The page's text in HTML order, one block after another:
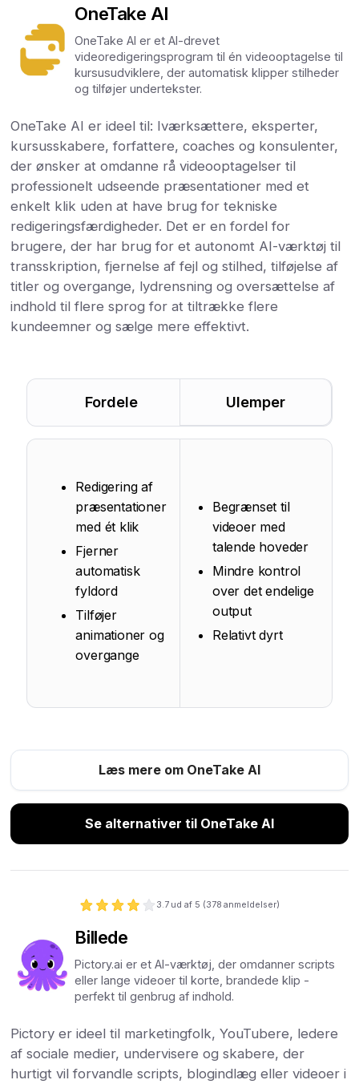
OneTake AI
OneTake AI er et AI-drevet
videoredigeringsprogram til én videooptagelse til
kursusudviklere, der automatisk klipper stilheder
og tilføjer undertekster.
OneTake AI er ideel til: Iværksættere, eksperter,
kursusskabere, forfattere, coaches og konsulenter,
der ønsker at omdanne rå videooptagelser til
professionelt udseende præsentationer med et
enkelt klik uden at have brug for tekniske
redigeringsfærdigheder. Det er en fordel for
brugere, der har brug for et autonomt AI-værktøj til
transskription, fjernelse af fejl og stilhed, tilføjelse af
titler og overgange, lydrensning og oversættelse af
indhold til flere sprog for at tiltrække flere
kundeemner og sælge mere effektivt.
Fordele Ulemper
Redigering af
præsentationer
med ét klik
Fjerner
automatisk
fyldord
Tilføjer
animationer og
overgange
Begrænset til
videoer med
talende hoveder
Mindre kontrol
over det endelige
output
Relativt dyrt
Læs mere om OneTake AI
Se alternativer til OneTake AI
3.7 ud af 5 (378 anmeldelser)
Billede
Pictory.ai er et AI-værktøj, der omdanner scripts
eller lange videoer til korte, brandede klip -
perfekt til genbrug af indhold.
Pictory er ideel til marketingfolk, YouTubere, ledere
af sociale medier, undervisere og skabere, der
hurtigt vil forvandle scripts, blogindlæg eller videoer i